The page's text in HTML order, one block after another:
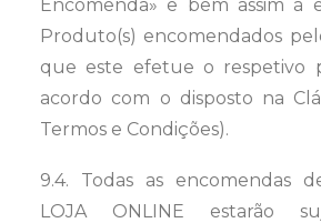
Encomenda» e bem assim à
Produto(s) encomendados
que este efetue o respetivo
acordo com o disposto na
Termos e Condições).
9.4. Todas as encomendas
LOJA ONLINE estarão